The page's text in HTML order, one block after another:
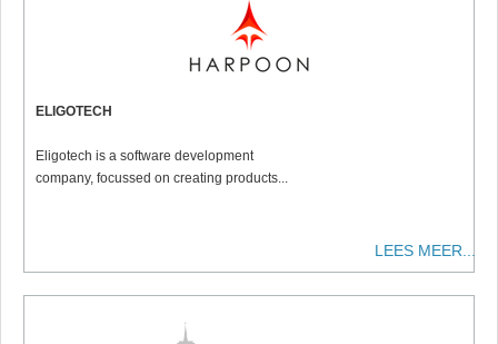
ELIGOTECH
Eligotech is a software development
company, focussed on creating products...
LEES MEER...